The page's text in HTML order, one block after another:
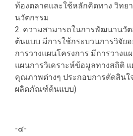
ท้องตลาดและใช้หลักคิดทาง วิทย
นวัตกรรม
2. ความสามารถในการพัฒนานวั
ต้นแบบ มีการใช้กระบวนการวิจัยอ
การวางแผนโครงการ มีการวางแ
แผนการวิเคราะห์ข้อมูลทางสถิติ
คุณภาพต่างๆ ประกอบการตัดสินใ
ผลิตภัณฑ์ต้นแบบ)
-๔-